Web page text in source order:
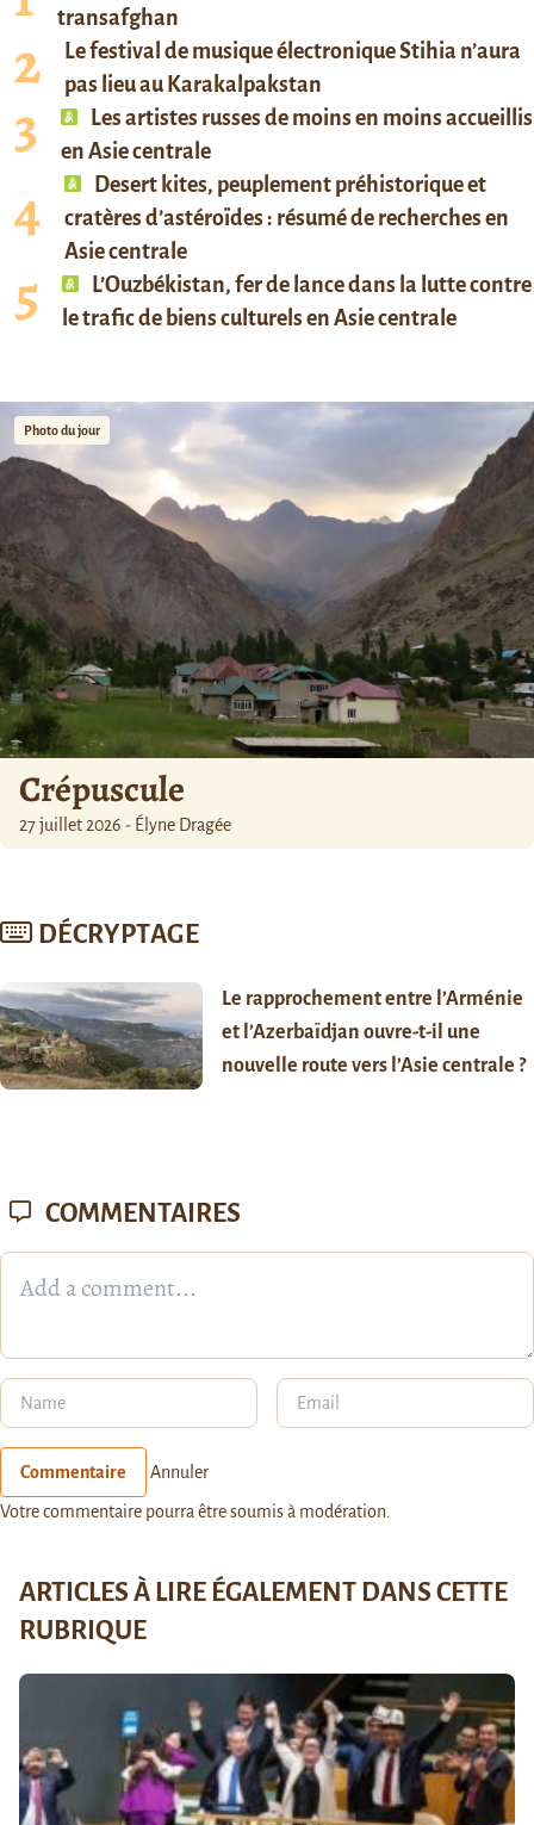
transafghan
Le festival de musique électronique Stihia n’aura
pas lieu au Karakalpakstan
Les artistes russes de moins en moins accueillis
en Asie centrale
Desert kites, peuplement préhistorique et
cratères d’astéroïdes : résumé de recherches en
Asie centrale
L’Ouzbékistan, fer de lance dans la lutte contre
le trafic de biens culturels en Asie centrale
Photo du jour
Crépuscule
27 juillet 2026 - Élyne Dragée
DÉCRYPTAGE
Le rapprochement entre l’Arménie
et l’Azerbaïdjan ouvre-t-il une
nouvelle route vers l’Asie centrale ?
COMMENTAIRES
Commentaire Annuler
Votre commentaire pourra être soumis à modération.
ARTICLES À LIRE ÉGALEMENT DANS CETTE
RUBRIQUE